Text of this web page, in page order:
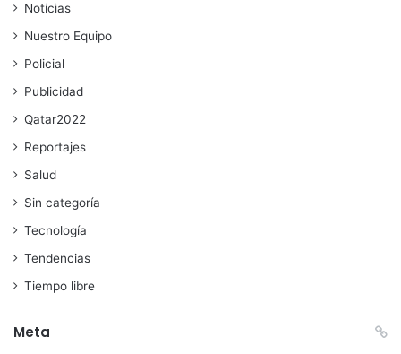
Noticias
Nuestro Equipo
Policial
Publicidad
Qatar2022
Reportajes
Salud
Sin categoría
Tecnología
Tendencias
Tiempo libre
Meta